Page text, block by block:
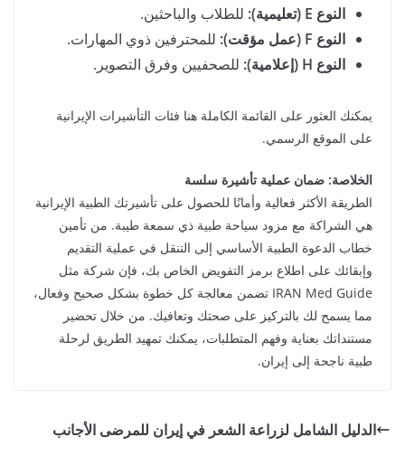
النوع E (تعليمية):
للطلاب والباحثين.
النوع F (عمل مؤقت):
للمحترفين ذوي المهارات.
النوع H (إعلامية):
للصحفيين وفرق التصوير.
يمكنك العثور على القائمة الكاملة هنا فئات التأشيرات الإيرانية
على الموقع الرسمي.
الخلاصة: ضمان عملية تأشيرة سلسة
الطريقة الأكثر فعالية وأمانًا للحصول على تأشيرتك الطبية الإيرانية
هي الشراكة مع مزود سياحة طبية ذي سمعة طيبة. من تأمين
خطاب الدعوة الطبية الأساسي إلى التنقل في عملية التقديم
وإبقائك على اطلاع برمز التفويض الخاص بك، فإن شركة مثل
IRAN Med Guide تضمن معالجة كل خطوة بشكل صحيح وفعال،
مما يسمح لك بالتركيز على صحتك وتعافيك. من خلال تحضير
مستنداتك بعناية وفهم المتطلبات، يمكنك تمهيد الطريق لرحلة
طبية ناجحة إلى إيران.
الدليل الشامل لزراعة الشعر في إيران للمرضى الأجانب